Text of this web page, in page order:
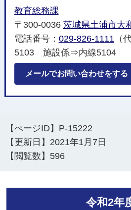
教育総務課
〒300-0036 茨城県土浦市大
電話番号： 029-826-1111 （
5103 施設係⇒内線5104
メールでお問い合わせをする
【ぺージID】 P-15222
【更新日】 2021年1月7日
【閲覧数】 596
令和2年